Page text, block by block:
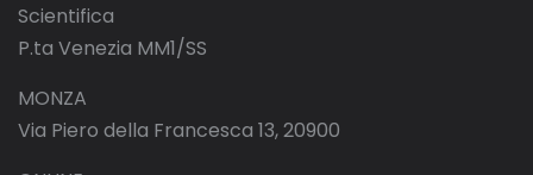
Scientifica
P.ta Venezia MM1/SS
MONZA
Via Piero della Francesca 13, 20900